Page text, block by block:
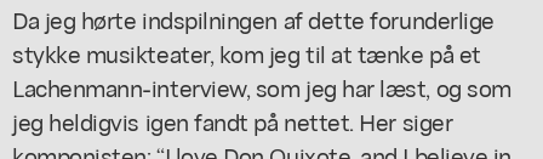
Da jeg hørte indspilningen af dette forunderlige
stykke musikteater, kom jeg til at tænke på et
Lachenmann-interview, som jeg har læst, og som
jeg heldigvis igen fandt på nettet. Her siger